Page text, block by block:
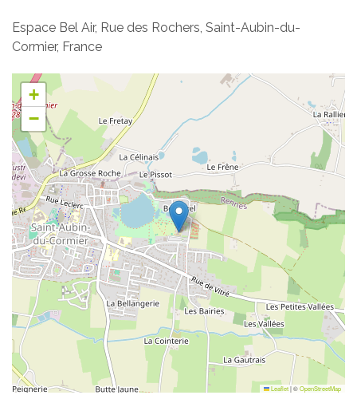
Espace Bel Air, Rue des Rochers, Saint-Aubin-du-
Cormier, France
+
−
Leaflet|©OpenStreetMap